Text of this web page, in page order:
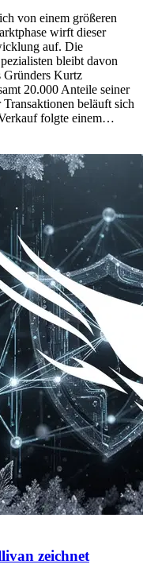
von einem größeren
wirft dieser
auf. Die
bleibt davon
Gründers Kurtz
20.000 Anteile seiner
beläuft sich
folgte einem…
zeichnet